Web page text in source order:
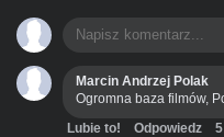
Marcin Andrzej Polak
Ogromna baza filmów,
Lubie to! Odpowiedz